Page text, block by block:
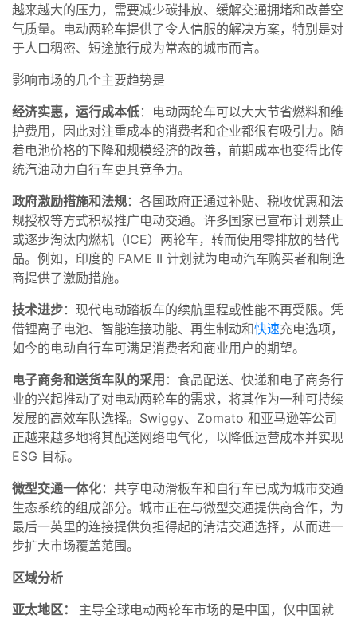
越来越大的压力，需要减少碳排放、缓解交通拥堵和改善空
气质量。电动两轮车提供了令人信服的解决方案，特别是对
于人口稠密、短途旅行成为常态的城市而言。
影响市场的几个主要趋势是
经济实惠，运行成本低：电动两轮车可以大大节省燃料和维
护费用，因此对注重成本的消费者和企业都很有吸引力。随
着电池价格的下降和规模经济的改善，前期成本也变得比传
统汽油动力自行车更具竞争力。
政府激励措施和法规：各国政府正通过补贴、税收优惠和法
规授权等方式积极推广电动交通。许多国家已宣布计划禁止
或逐步淘汰内燃机（ICE）两轮车，转而使用零排放的替代
品。例如，印度的 FAME II 计划就为电动汽车购买者和制造
商提供了激励措施。
技术进步：现代电动踏板车的续航里程或性能不再受限。凭
借锂离子电池、智能连接功能、再生制动和快速充电选项，
如今的电动自行车可满足消费者和商业用户的期望。
电子商务和送货车队的采用 ：食品配送、快递和电子商务行
业的兴起推动了对电动两轮车的需求，将其作为一种可持续
发展的高效车队选择。Swiggy、Zomato 和亚马逊等公司
正越来越多地将其配送网络电气化，以降低运营成本并实现
ESG 目标。
微型交通一体化：共享电动滑板车和自行车已成为城市交通
生态系统的组成部分。城市正在与微型交通提供商合作，为
最后一英里的连接提供负担得起的清洁交通选择，从而进一
步扩大市场覆盖范围。
区域分析
亚太地区： 主导全球电动两轮车市场的是中国，仅中国就